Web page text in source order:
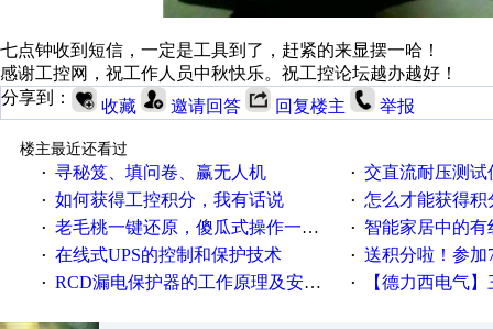
七点钟收到短信，一定是工具到了，赶紧的来显摆一哈！
感谢工控网，祝工作人员中秋快乐。祝工控论坛越办越好！
分享到：
收藏 邀请回答 回复楼主 举报
楼主最近还看过
· 寻秘笈、填问卷、赢无人机 · 交直流耐压测
· 如何获得工控积分，我有话说 · 怎么才能获得积
· 老毛桃一键还原，傻瓜式操作一键轻松备份还原；程序为向导式安装，一键即可实现自动备份或还原系统。 · 智能家居中的有
· 在线式UPS的控制和保护技术 · 送积分啦！参加7月6日
· RCD漏电保护器的工作原理及安装要点 · 【德力西电气】三